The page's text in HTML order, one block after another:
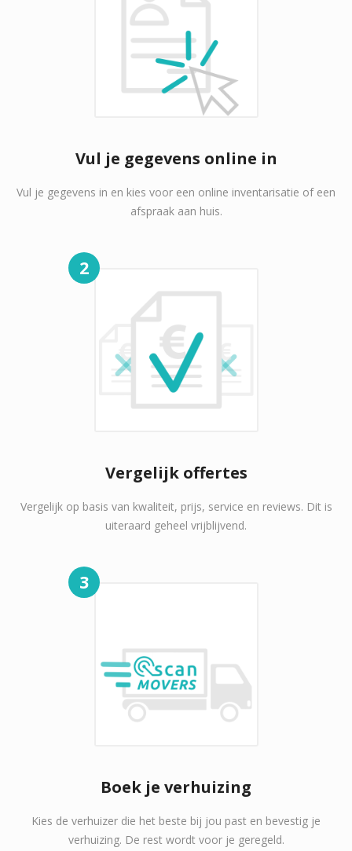
Vul je gegevens online in
Vul je gegevens in en kies voor een online inventarisatie of een
afspraak aan huis.
2
Vergelijk offertes
Vergelijk op basis van kwaliteit, prijs, service en reviews. Dit is
uiteraard geheel vrijblijvend.
3
Boek je verhuizing
Kies de verhuizer die het beste bij jou past en bevestig je
verhuizing. De rest wordt voor je geregeld.